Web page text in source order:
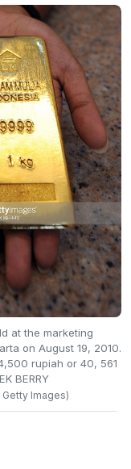
at the marketing
on August 19, 2010.
rupiah or 40, 561
BERRY
Getty Images)